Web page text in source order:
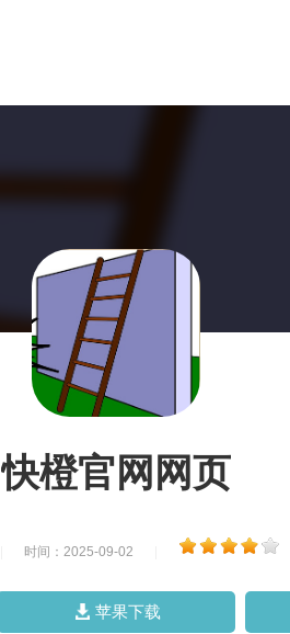
快橙官网网页
时间：2025-09-02
苹果下载